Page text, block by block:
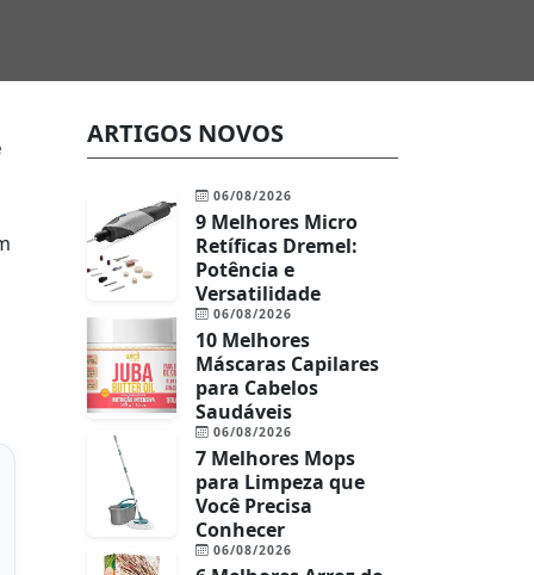
ARTIGOS NOVOS
06/08/2026
9 Melhores Micro
Retíficas Dremel:
Potência e
Versatilidade
06/08/2026
10 Melhores
Máscaras Capilares
para Cabelos
Saudáveis
06/08/2026
7 Melhores Mops
para Limpeza que
Você Precisa
Conhecer
06/08/2026